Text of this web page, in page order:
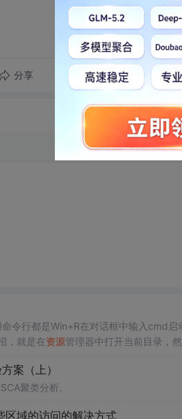
分享 转发到动态 举报
行都是Win+R在对话框中输入cmd启
，就是在资源管理器中打开当前目录，
案（上）
聚类分析。
区域的访问的解决方式